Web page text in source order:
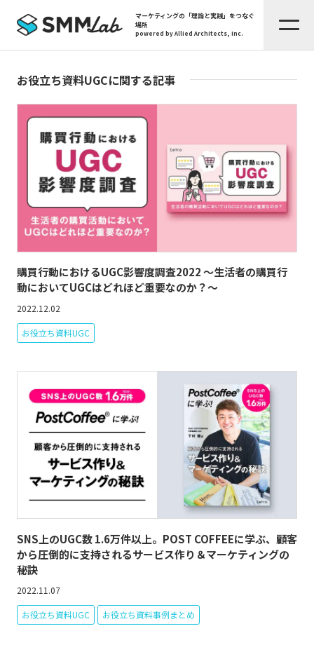
マーケティングの「理論と実践」をつなぐ
場所
powered by Allied Architects, Inc.
お役立ち資料UGCに関する記事
購買行動におけるUGC影響度調査2022 ～生活者の購買行
動においてUGCはどれほど重要なのか？～
2022.12.02
お役立ち資料UGC
SNS上のUGC数 1.6万件以上。POST COFFEEに学ぶ、顧客
から圧倒的に支持されるサービス作り＆マーケティングの
秘訣
2022.11.07
お役立ち資料UGC お役立ち資料事例まとめ